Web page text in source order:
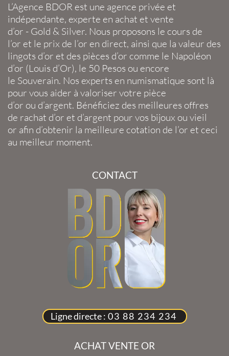
L’Agence BDOR est une agence privée et
indépendante, experte en achat et vente
d’or - Gold & Silver. Nous proposons le cours de
l’or et le prix de l’or en direct, ainsi que la valeur des
lingots d’or et des pièces d’or comme le Napoléon
d’or (Louis d’Or), le 50 Pesos ou encore
le Souverain. Nos experts en numismatique sont là
pour vous aider à valoriser votre pièce
d’or ou d’argent. Bénéficiez des meilleures offres
de rachat d’or et d’argent pour vos bijoux ou vieil
or afin d’obtenir la meilleure cotation de l’or et ceci
au meilleur moment.
CONTACT
Ligne directe : 03 88 234 234
ACHAT VENTE OR